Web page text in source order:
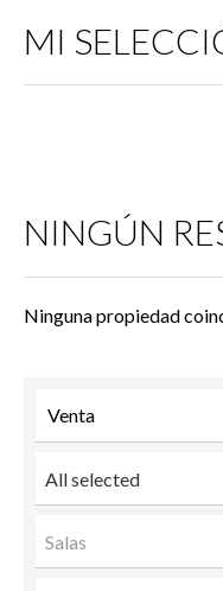
MI
NINGÚN
Ninguna propiedad
All selected
Salas